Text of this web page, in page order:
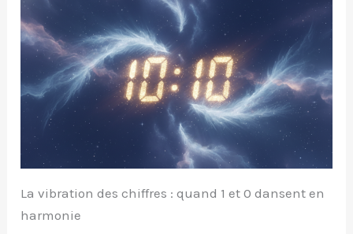
La vibration des chiffres : quand 1 et 0 dansent en
harmonie